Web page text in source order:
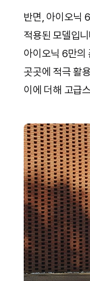
반면, 아이오닉
적용된 모델입
아이오닉 6만의
곳곳에 적극 활
이에 더해 고급